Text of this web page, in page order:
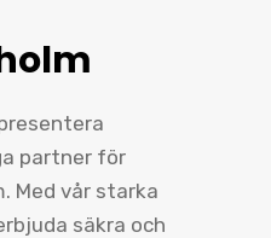
partner för
Med vår starka
säkra och